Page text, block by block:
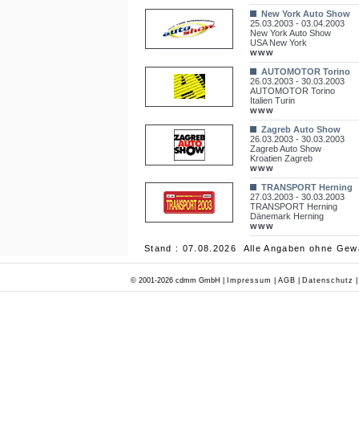
New York Auto Show
25.03.2003 - 03.04.2003
New York Auto Show
USA New York
www
AUTOMOTOR Torino
26.03.2003 - 30.03.2003
AUTOMOTOR Torino
Italien Turin
www
Zagreb Auto Show
26.03.2003 - 30.03.2003
Zagreb Auto Show
Kroatien Zagreb
www
TRANSPORT Herning
27.03.2003 - 30.03.2003
TRANSPORT Herning
Dänemark Herning
www
Stand : 07.08.2026 Alle Angaben ohne
© 2001-2026 cdmm GmbH | Impressum AGB Datenschutz